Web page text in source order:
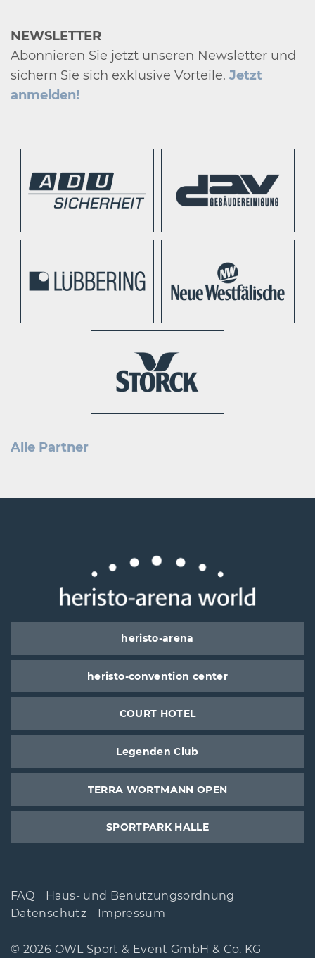
NEWSLETTER
Abonnieren Sie jetzt unseren Newsletter und
sichern Sie sich exklusive Vorteile. Jetzt
anmelden!
Alle Partner
heristo-arena
heristo-convention center
COURT HOTEL
Legenden Club
TERRA WORTMANN OPEN
SPORTPARK HALLE
FAQ
Haus- und Benutzungsordnung
Datenschutz
Impressum
© 2026 OWL Sport & Event GmbH & Co. KG